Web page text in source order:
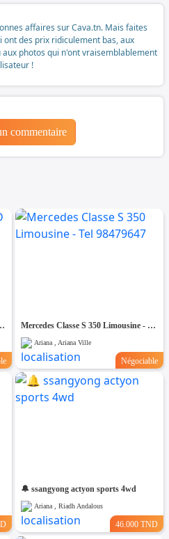
affaires sur Cava.tn. Mais faites
ont des prix ridiculement bas, aux
photos qui n'ont vraisemblablement
!
commentaire
- TEL 98479647 Mercedes Classe S 350 Limousine - Tel 98479647
Ariana , Ariana Ville
Négociable
🔔 ssangyong actyon sports 4wd
Ariana , Riadh Andalous
46.000 TND